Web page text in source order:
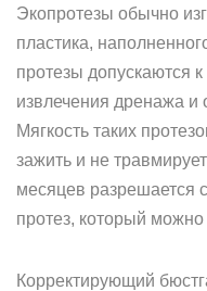
Экопротезы обычно
пластика,
протезы допускаются
извлечения дренажа и
Мягкость таких
зажить и не
месяцев разрешается
протез, который можно
Корректирующий